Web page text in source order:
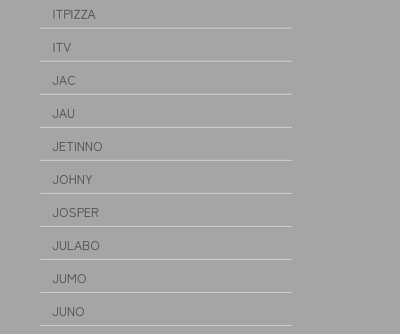
ITPIZZA
ITV
JAC
JAU
JETINNO
JOHNY
JOSPER
JULABO
JUMO
JUNO